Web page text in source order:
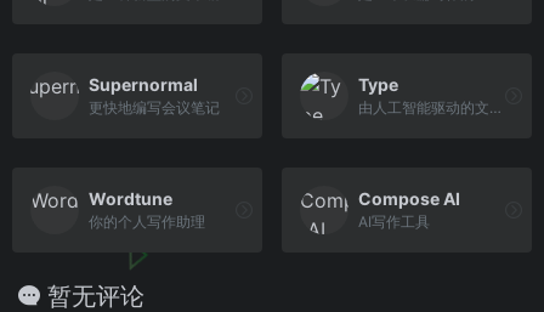
Supernormal
更快地编写会议笔记
Type
由人工智能驱动的文件编辑器
Wordtune
你的个人写作助理
Compose AI
AI写作工具
暂无评论